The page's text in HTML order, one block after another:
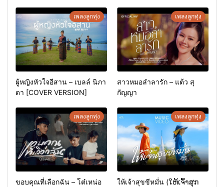
เพลงลูกทุ่ง
ผู้หญิงหัวใจอีสาน – เบลล์ นิภา
ดา [COVER VERSION]
เพลงลูกทุ่ง
สาวหมอลำลารัก – แต้ว สุ
กัญญา
เพลงลูกทุ่ง
ขอบคุณที่เลือกฉัน – โต๋เหน่อ
เพลงลูกทุ่ง
ให้เจ้าสุขขีหมั่น (ໃຫ້ເຈົ້າສຸກ